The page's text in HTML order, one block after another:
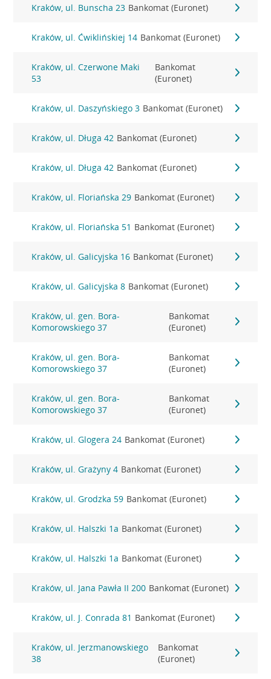
Kraków, ul. Bunscha 23 Bankomat (Euronet)
Kraków, ul. Ćwiklińskiej 14 Bankomat (Euronet)
Kraków, ul. Czerwone Maki
53
Bankomat
(Euronet)
Kraków, ul. Daszyńskiego 3 Bankomat (Euronet)
Kraków, ul. Długa 42 Bankomat (Euronet)
Kraków, ul. Długa 42 Bankomat (Euronet)
Kraków, ul. Floriańska 29 Bankomat (Euronet)
Kraków, ul. Floriańska 51 Bankomat (Euronet)
Kraków, ul. Galicyjska 16 Bankomat (Euronet)
Kraków, ul. Galicyjska 8 Bankomat (Euronet)
Kraków, ul. gen. Bora-
Komorowskiego 37
Bankomat
(Euronet)
Kraków, ul. gen. Bora-
Komorowskiego 37
Bankomat
(Euronet)
Kraków, ul. gen. Bora-
Komorowskiego 37
Bankomat
(Euronet)
Kraków, ul. Glogera 24 Bankomat (Euronet)
Kraków, ul. Grażyny 4 Bankomat (Euronet)
Kraków, ul. Grodzka 59 Bankomat (Euronet)
Kraków, ul. Halszki 1a Bankomat (Euronet)
Kraków, ul. Halszki 1a Bankomat (Euronet)
Kraków, ul. Jana Pawła II 200 Bankomat (Euronet)
Kraków, ul. J. Conrada 81 Bankomat (Euronet)
Kraków, ul. Jerzmanowskiego
38
Bankomat
(Euronet)